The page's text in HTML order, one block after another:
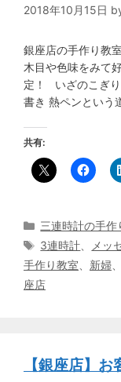
2018年10月15日
銀座店の手作り教
木目や色味をみて
定！ いざのこぎ
書き 熱ペンという
共有:
カ
テ
リ
ー
三連時計の手作
タ
グ
3連時計、 メッ
手作り教室、 新婦、
座店
【銀座店】